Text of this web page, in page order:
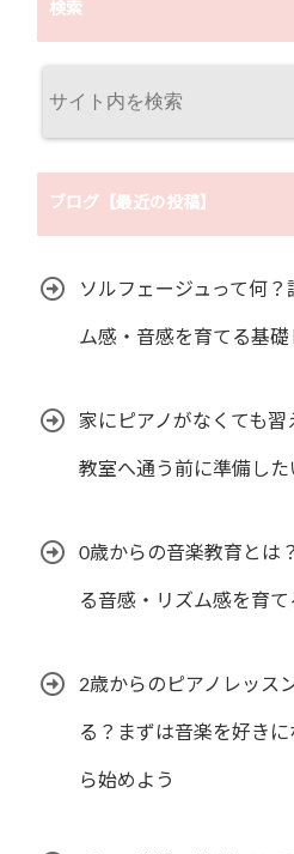
検索
ブログ【最近の投稿】
ソルフェージュって何？
ム感・音感を育てる基礎
家にピアノがなくても習
教室へ通う前に準備した
0歳からの音楽教育とは
る音感・リズム感を育て
2歳からのピアノレッス
る？まずは音楽を好き
ら始めよう